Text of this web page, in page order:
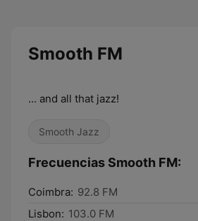
Smooth FM
... and all that jazz!
Smooth Jazz
Frecuencias Smooth FM:
Coimbra: 92.8 FM
Lisbon: 103.0 FM